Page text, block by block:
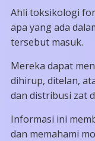
Ahli toksikologi
apa yang ada
tersebut masuk.
Mereka dapat
dihirup, ditelan,
dan distribusi zat
Informasi ini
dan memahami